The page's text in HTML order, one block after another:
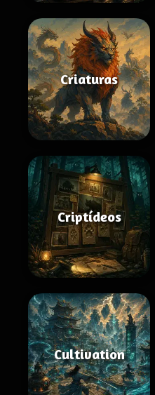
Criaturas
Criptídeos
Cultivation